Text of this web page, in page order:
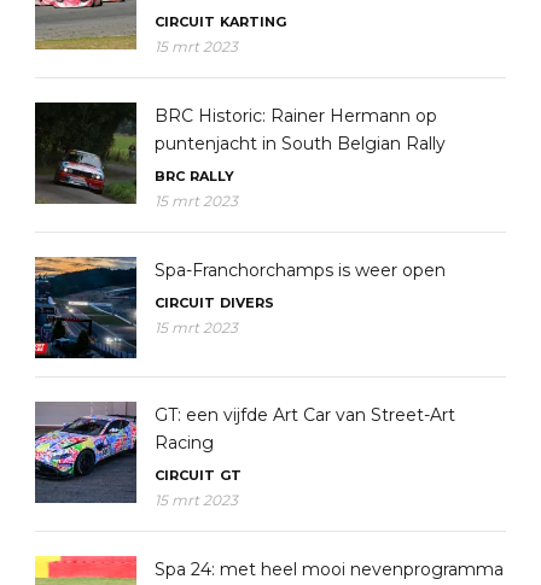
CIRCUIT KARTING
15 mrt 2023
BRC Historic: Rainer Hermann op
puntenjacht in South Belgian Rally
BRC RALLY
15 mrt 2023
Spa-Franchorchamps is weer open
CIRCUIT DIVERS
15 mrt 2023
GT: een vijfde Art Car van Street-Art
Racing
CIRCUIT GT
15 mrt 2023
Spa 24: met heel mooi nevenprogramma